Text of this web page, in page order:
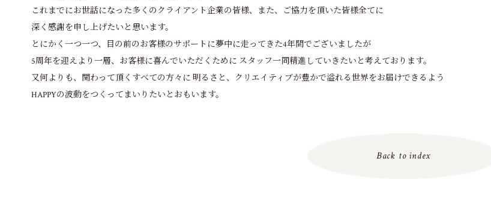
これまでにお世話になった多くのクライアント企業の皆様、また、ご協力を頂いた皆様全てに
深く感謝を申し上げたいと思います。
とにかく一つ一つ、目の前のお客様のサポートに夢中に走ってきた4年間でございましたが
5周年を迎えより一層、お客様に喜んでいただくために スタッフ一同精進していきたいと考えております。
又何よりも、関わって頂くすべての方々に 明るさと、クリエイティブが豊かで溢れる世界をお届けできるよう
HAPPYの波動をつくってまいりたいとおもいます。
Back to index